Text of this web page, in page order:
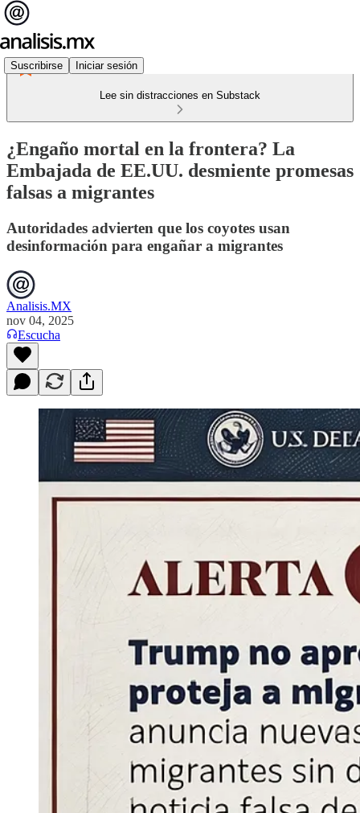
Suscribirse Iniciar sesión
Lee sin distracciones en Substack
¿Engaño mortal en la frontera? La
Embajada de EE.UU. desmiente promesas
falsas a migrantes
Autoridades advierten que los coyotes usan
desinformación para engañar a migrantes
Analisis.MX
nov 04, 2025
Escucha